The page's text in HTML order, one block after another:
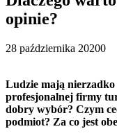
opinie?
28 października 20200
Ludzie mają
profesjonalnej firmy
dobry wybór? Czym
podmiot? Za co jest